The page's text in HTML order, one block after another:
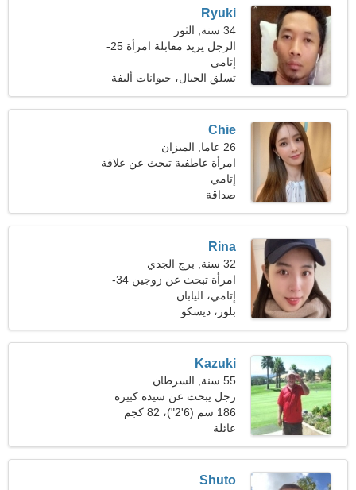
Ryuki
34 سنة, الثور
الرجل يريد مقابلة امرأة 25-
29
إتامي
تسلق الجبال، حيوانات أليفة
Chie
26 عاما, الميزان
امرأة عاطفية تبحث عن علاقة
حب
إتامي
صداقة
Rina
32 سنة, برج الجدي
امرأة تبحث عن زوجين 34-
41
إتامي، اليابان
بلوز، ديسكو
Kazuki
55 سنة, السرطان
رجل يبحث عن سيدة كبيرة
45-51
186 سم (6'2")، 82 كجم
(180 رطلا)
عائلة
Shuto